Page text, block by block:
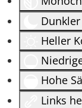
Heller
Hohe
Links